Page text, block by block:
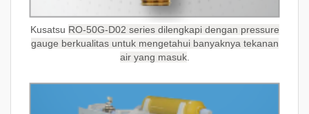
Kusatsu RO-50G-D02 series dilengkapi dengan pressure
gauge berkualitas untuk mengetahui banyaknya tekanan
air yang masuk.